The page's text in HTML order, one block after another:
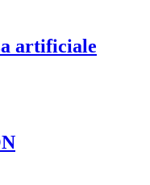
artificiale